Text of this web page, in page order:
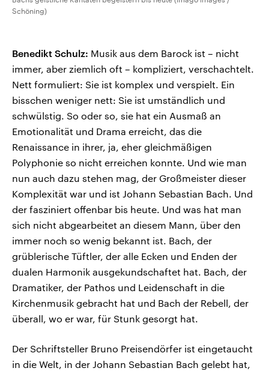
Schöning)
Benedikt Schulz: Musik aus dem Barock ist – nicht
immer, aber ziemlich oft – kompliziert, verschachtelt.
Nett formuliert: Sie ist komplex und verspielt. Ein
bisschen weniger nett: Sie ist umständlich und
schwülstig. So oder so, sie hat ein Ausmaß an
Emotionalität und Drama erreicht, das die
Renaissance in ihrer, ja, eher gleichmäßigen
Polyphonie so nicht erreichen konnte. Und wie man
nun auch dazu stehen mag, der Großmeister dieser
Komplexität war und ist Johann Sebastian Bach. Und
der fasziniert offenbar bis heute. Und was hat man
sich nicht abgearbeitet an diesem Mann, über den
immer noch so wenig bekannt ist. Bach, der
grüblerische Tüftler, der alle Ecken und Enden der
dualen Harmonik ausgekundschaftet hat. Bach, der
Dramatiker, der Pathos und Leidenschaft in die
Kirchenmusik gebracht hat und Bach der Rebell, der
überall, wo er war, für Stunk gesorgt hat.
Der Schriftsteller Bruno Preisendörfer ist eingetaucht
in die Welt, in der Johann Sebastian Bach gelebt hat,